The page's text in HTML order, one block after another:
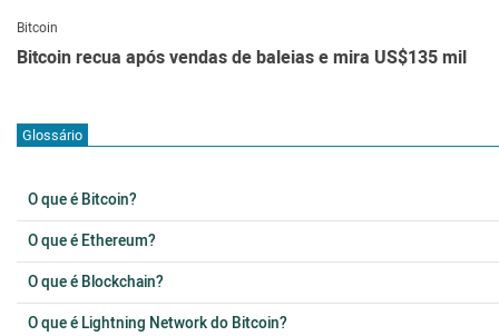
Bitcoin
Bitcoin recua após vendas de baleias e mira US$135 mil
Glossário
O que é Bitcoin?
O que é Ethereum?
O que é Blockchain?
O que é Lightning Network do Bitcoin?